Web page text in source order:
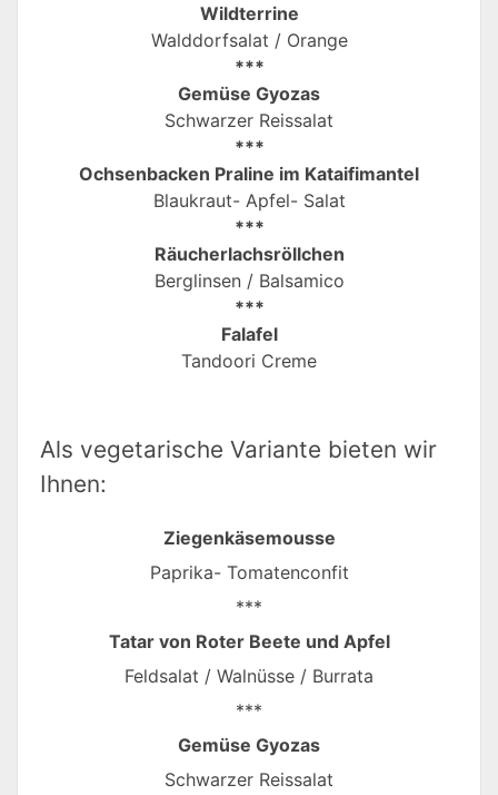
Wildterrine
Walddorfsalat / Orange
***
Gemüse Gyozas
Schwarzer Reissalat
***
Ochsenbacken Praline im Kataifimantel
Blaukraut- Apfel- Salat
***
Räucherlachsröllchen
Berglinsen / Balsamico
***
Falafel
Tandoori Creme
Als vegetarische Variante bieten wir
Ihnen:
Ziegenkäsemousse
Paprika- Tomatenconfit
***
Tatar von Roter Beete und Apfel
Feldsalat / Walnüsse / Burrata
***
Gemüse Gyozas
Schwarzer Reissalat